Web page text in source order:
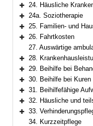
Bereich erweitern
24. Häusliche
Bereich erweitern
24a. Soziotherapie
Bereich erweitern
25. Familien- und
Bereich erweitern
26. Fahrtkosten
27. Auswärtige
Bereich erweitern
28.
Bereich erweitern
29. Beihilfe bei
Bereich erweitern
30. Beihilfe bei Kuren
Bereich erweitern
31. Beihilfefähige
Bereich erweitern
32. Häusliche und
Bereich erweitern
33.
34. Kurzzeitpflege